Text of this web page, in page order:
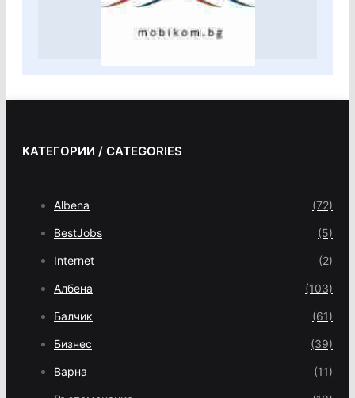
КАТЕГОРИИ / CATEGORIES
Albena (72)
BestJobs (5)
Internet (2)
Албена (103)
Балчик (61)
Бизнес (39)
Варна (11)